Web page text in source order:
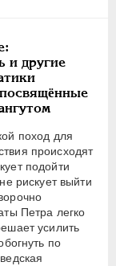
и другие
поход для
происходят
подойти
рискует выйти
Петра легко
усилить
по